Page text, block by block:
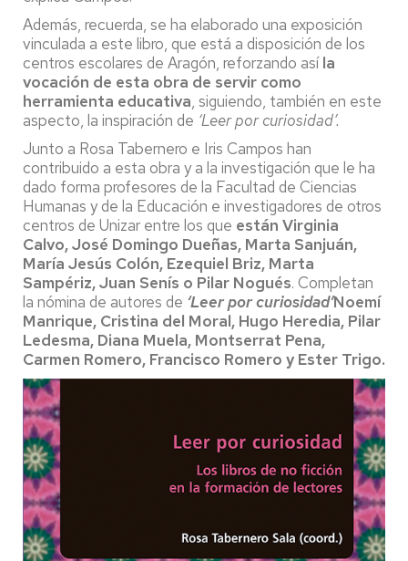
Además, recuerda, se ha elaborado una exposición
vinculada a este libro, que está a disposición de los
centros escolares de Aragón, reforzando asíla
vocación de esta obra de servir como
herramienta educativa, siguiendo, también en este
aspecto, la inspiración de ‘Leer por curiosidad’.
Junto a Rosa Tabernero e Iris Campos han
contribuido a esta obra y a la investigación que le ha
dado forma profesores de la Facultad de Ciencias
Humanas y de la Educación e investigadores de otros
centros de Unizar entre los que están Virginia
Calvo, José Domingo Dueñas, Marta Sanjuán,
María Jesús Colón, Ezequiel Briz, Marta
Sampériz, Juan Senís o Pilar Nogués. Completan
la nómina de autores de ‘Leer por curiosidad’Noemí
Manrique, Cristina del Moral, Hugo Heredia, Pilar
Ledesma, Diana Muela, Montserrat Pena,
Carmen Romero, Francisco Romero y Ester Trigo.